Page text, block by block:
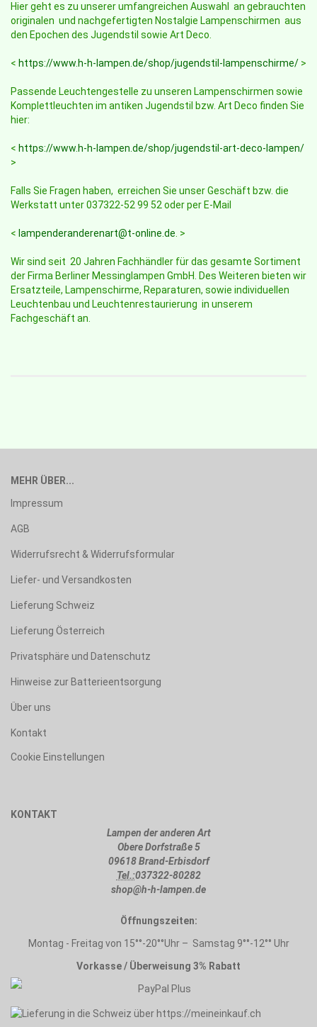
Hier geht es zu unserer umfangreichen Auswahl an gebrauchten
originalen und nachgefertigten Nostalgie Lampenschirmen aus
den Epochen des Jugendstil sowie Art Deco.
< https://www.h-h-lampen.de/shop/jugendstil-lampenschirme/ >
Passende Leuchtengestelle zu unseren Lampenschirmen sowie
Komplettleuchten im antiken Jugendstil bzw. Art Deco finden Sie
hier:
< https://www.h-h-lampen.de/shop/jugendstil-art-deco-lampen/
>
Falls Sie Fragen haben, erreichen Sie unser Geschäft bzw. die
Werkstatt unter 037322-52 99 52 oder per E-Mail
< lampenderanderenart@t-online.de. >
Wir sind seit 20 Jahren Fachhändler für das gesamte Sortiment
der Firma Berliner Messinglampen GmbH. Des Weiteren bieten wir
Ersatzteile, Lampenschirme, Reparaturen, sowie individuellen
Leuchtenbau und Leuchtenrestaurierung in unserem
Fachgeschäft an.
MEHR ÜBER...
Impressum
AGB
Widerrufsrecht & Widerrufsformular
Liefer- und Versandkosten
Lieferung Schweiz
Lieferung Österreich
Privatsphäre und Datenschutz
Hinweise zur Batterieentsorgung
Über uns
Kontakt
Cookie Einstellungen
KONTAKT
Lampen der anderen Art
Obere Dorfstraße 5
09618 Brand-Erbisdorf
Tel.:037322-80282
shop@h-h-lampen.de
Öffnungszeiten:
Montag - Freitag von 15°°-20°°Uhr – Samstag 9°°-12°° Uhr
Vorkasse / Überweisung 3% Rabatt